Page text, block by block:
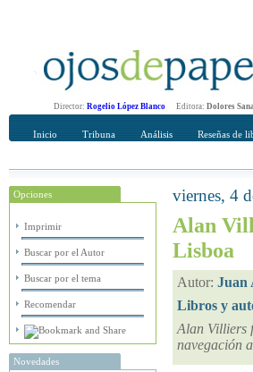
Director: Rogelio López Blanco Editora: Dolores
Inicio Tribuna Análisis Reseñas de
Opciones
Imprimir
Buscar por el Autor
Buscar por el tema
Recomendar
Novedades
Recomendar
viernes, 4
Alan
Lisboa
Autor: Juan
Libros y
Alan Villiers
navegación